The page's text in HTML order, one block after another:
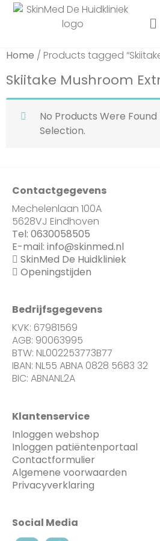
Home / Products tagged
Skiitake Mushroom
No Products Were
Selection.
Contactgegevens
Mechelenlaan 100A
5628VJ Eindhoven
Tel: 0630058505
E-mail: info@skinmed.nl
SkinMed De Huidkliniek
Openingstijden
Bedrijfsgegevens
KVK: 67981569
AGB: 90063995
BTW: NL002253773B77
IBAN: NL55 ABNA 0828 5683 32
BIC: ABNANL2A
Klantenservice
Inloggen webshop
Inloggen patiëntenportaal
Contactformulier
Algemene voorwaarden
Privacyverklaring
Social Media